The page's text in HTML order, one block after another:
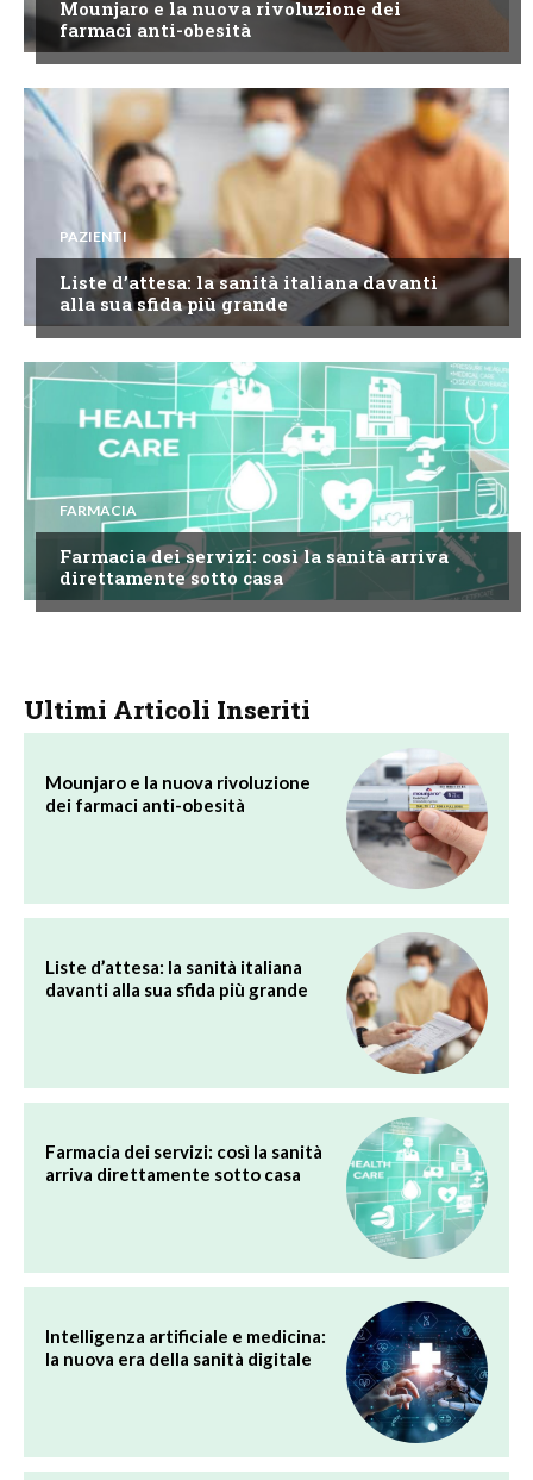
Mounjaro e la nuova rivoluzione dei
farmaci anti-obesità
PAZIENTI
Liste d’attesa: la sanità italiana davanti
alla sua sfida più grande
FARMACIA
Farmacia dei servizi: così la sanità arriva
direttamente sotto casa
Ultimi Articoli Inseriti
Mounjaro e la nuova rivoluzione
dei farmaci anti-obesità
Liste d’attesa: la sanità italiana
davanti alla sua sfida più grande
Farmacia dei servizi: così la sanità
arriva direttamente sotto casa
Intelligenza artificiale e medicina:
la nuova era della sanità digitale